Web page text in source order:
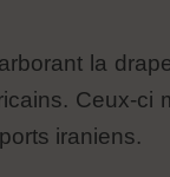
la
Ceux-ci
iraniens.